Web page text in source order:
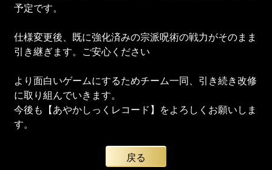
予定です。
仕様変更後、既に強化済みの宗派呪術の戦力がそのまま
引き継ぎます。ご安心ください
より面白いゲームにするためチーム一同、引き続き改修
に取り組んでいきます。
今後も【あやかしっくレコード】をよろしくお願いしま
す。
戻る